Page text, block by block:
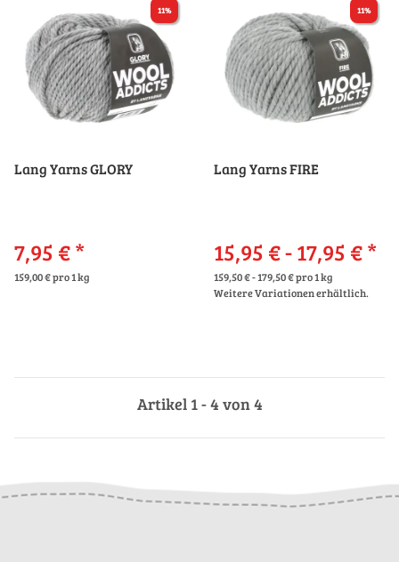
11%
Lang Yarns GLORY
7,95 €*
159,00 € pro 1 kg
11%
Lang Yarns FIRE
15,95 € -17,95 €*
159,50 € - 179,50 € pro 1 kg
Weitere Variationen erhältlich.
Artikel 1 - 4 von 4